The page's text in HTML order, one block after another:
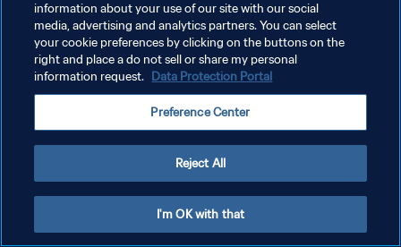
POLÍTICA DE PRIVACIDADE
TERMOS DE SERVIÇO
ADMINISTRAR AS PREFERÊNCIAS DE COOKIES
Copyright © 1994-2026 FIFA. Todos os direitos reservados.
information about your use of our site with our social
media, advertising and analytics partners. You can select
your cookie preferences by clicking on the buttons on the
right and place a do not sell or share my personal
information request. Data Protection Portal
Preference Center
Reject All
I'm OK with that